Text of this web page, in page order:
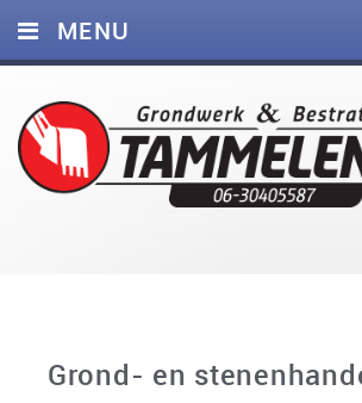
MENU
DIENSTEN
FOTO’S
Grond- en